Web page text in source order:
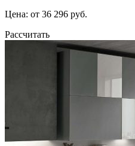
Цена: от 36 296 руб.
Рассчитать